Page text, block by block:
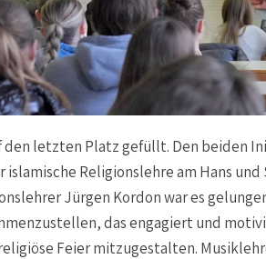
den letzten Platz gefüllt. Den beiden
islamische Religionslehre am Hans
Jürgen Kordon war es
das engagiert und
Feier mitzugestalten.